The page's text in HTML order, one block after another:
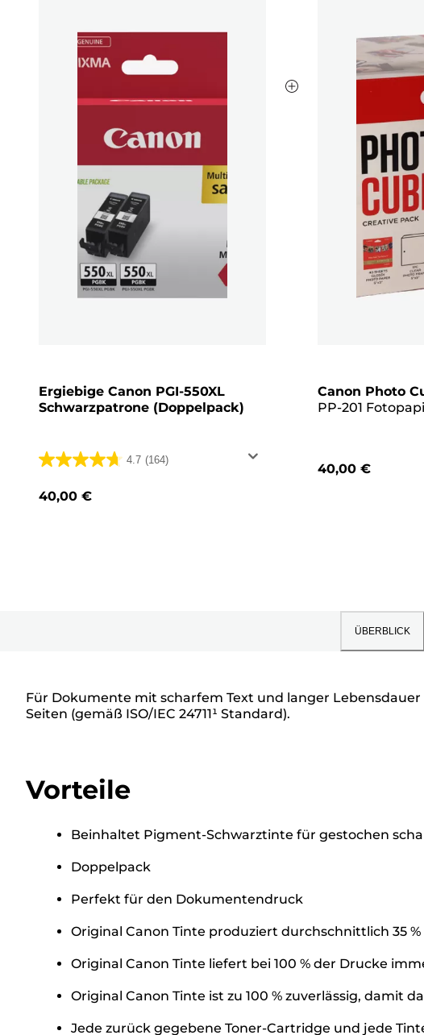
Ergiebige Canon PGI-550XL
Schwarzpatrone (Doppelpack)
4.7 (164)
4.7
von
40,00 €
Canon Photo
PP-201
40,00 €
ÜBERBLICK
Für Dokumente mit scharfem Text und langer
Seiten (gemäß ISO/IEC 24711¹ Standard).
Vorteile
Beinhaltet Pigment-Schwarztinte für gestochen
Doppelpack
Perfekt für den Dokumentendruck
Original Canon Tinte produziert durchschnittlich 35
Original Canon Tinte liefert bei 100 % der Drucke
Original Canon Tinte ist zu 100 % zuverlässig, damit
Jede zurück gegebene Toner-Cartridge und jede